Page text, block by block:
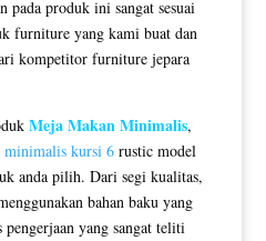
produk ini sangat sesuai
furniture yang kami buat dan
kompetitor furniture jepara
Meja Makan Minimalis,
minimalis kursi 6rustic model
anda pilih. Dari segi kualitas,
bahan baku yang
yang sangat teliti